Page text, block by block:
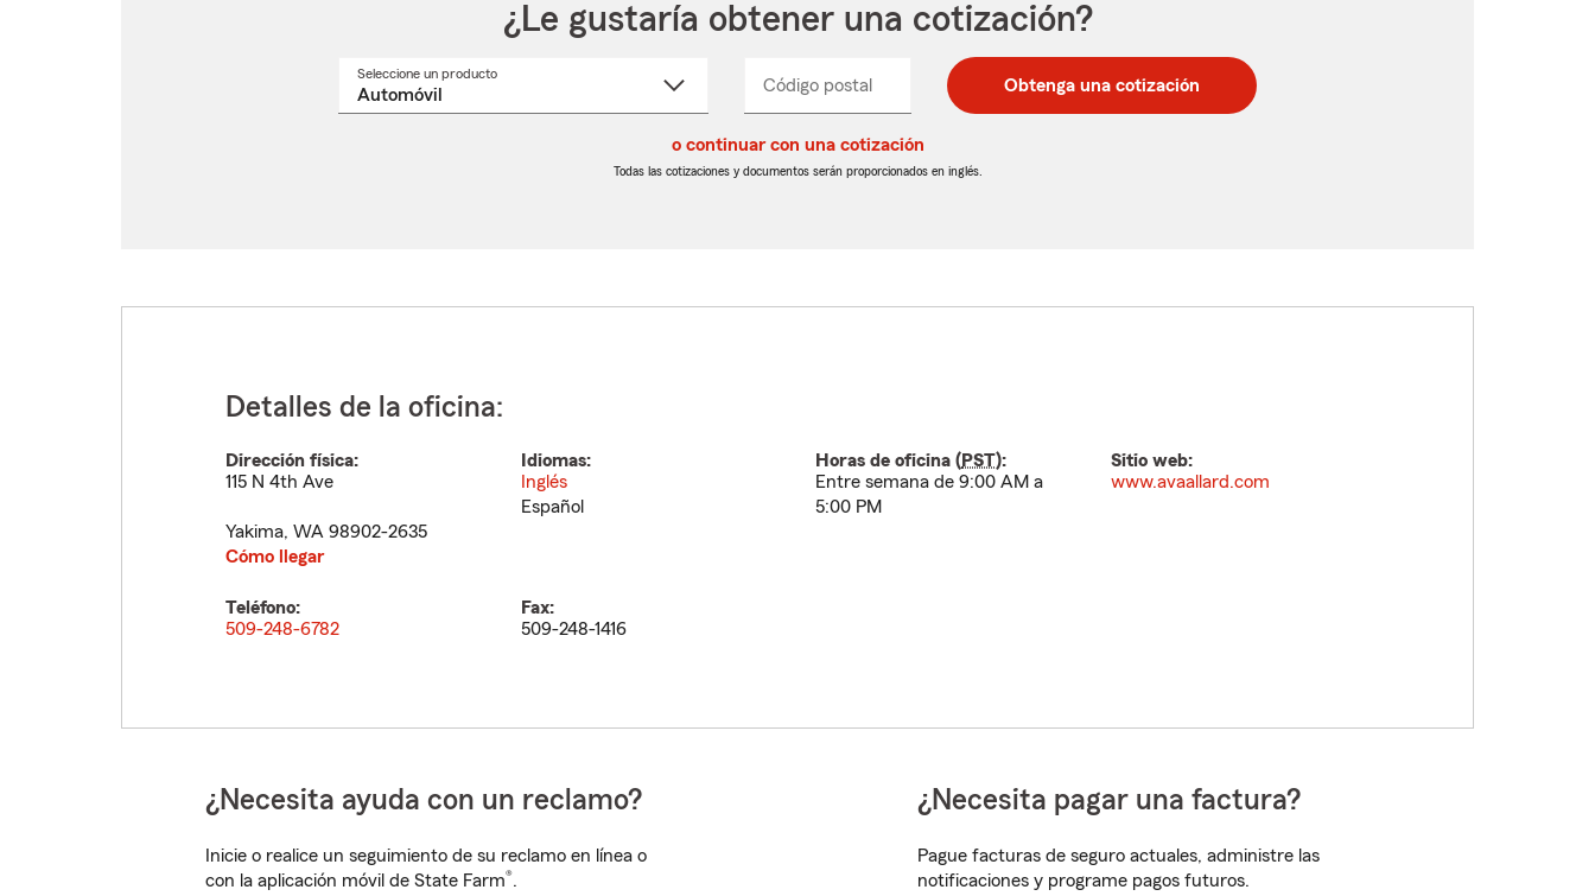
¿Le gustaría obtener una cotización?
Seleccione un productoSeleccione
Código postal
postal
de
postal
de
_____ Obtenga una cotización
o continuar con una cotización
Todas las cotizaciones y documentos serán proporcionados en inglés.
Detalles de la oficina:
Dirección física:
115 N 4th Ave
Yakima, WA 98902-2635
Cómo llegar
Idiomas:
Inglés
Español
Horas de oficina (PST):
Entre semana de 9:00 AM a
5:00 PM
Sitio web:
www.avaallard.com
Teléfono:
509-248-6782
Fax:
509-248-1416
¿Necesita ayuda con un reclamo?
Inicie o realice un seguimiento de su reclamo en línea o
con la aplicación móvil de State Farm®.
¿Necesita pagar una factura?
Pague facturas de seguro actuales, administre las
notificaciones y programe pagos futuros.